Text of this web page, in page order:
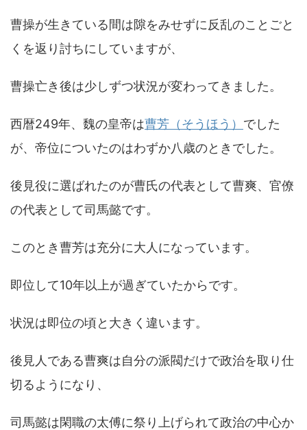
曹操が生きている間は隙をみせずに反乱のことごと
くを返り討ちにしていますが、
曹操亡き後は少しずつ状況が変わってきました。
西暦249年、魏の皇帝は曹芳（そうほう） でした
が、帝位についたのはわずか八歳のときでした。
後見役に選ばれたのが曹氏の代表として曹爽、官僚
の代表として司馬懿です。
このとき曹芳は充分に大人になっています。
即位して10年以上が過ぎていたからです。
状況は即位の頃と大きく違います。
後見人である曹爽は自分の派閥だけで政治を取り仕
切るようになり、
司馬懿は閑職の太傅に祭り上げられて政治の中心か